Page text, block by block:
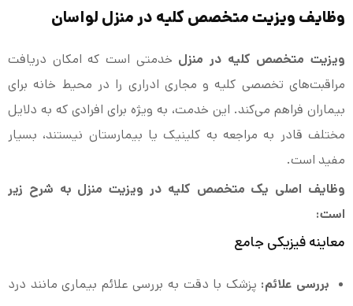
وظایف ویزیت متخصص کلیه در منزل لواسان
ویزیت متخصص کلیه در منزلخدمتی است که امکان دریافت
مراقبت‌های تخصصی کلیه و مجاری ادراری را در محیط خانه برای
بیماران فراهم می‌کند. این خدمت، به ویژه برای افرادی که به دلایل
مختلف قادر به مراجعه به کلینیک یا بیمارستان نیستند، بسیار
مفید است.
وظایف اصلی یک متخصص کلیه در ویزیت منزل به شرح زیر
است:
معاینه فیزیکی جامع
بررسی علائم:پزشک با دقت به بررسی علائم بیماری مانند درد